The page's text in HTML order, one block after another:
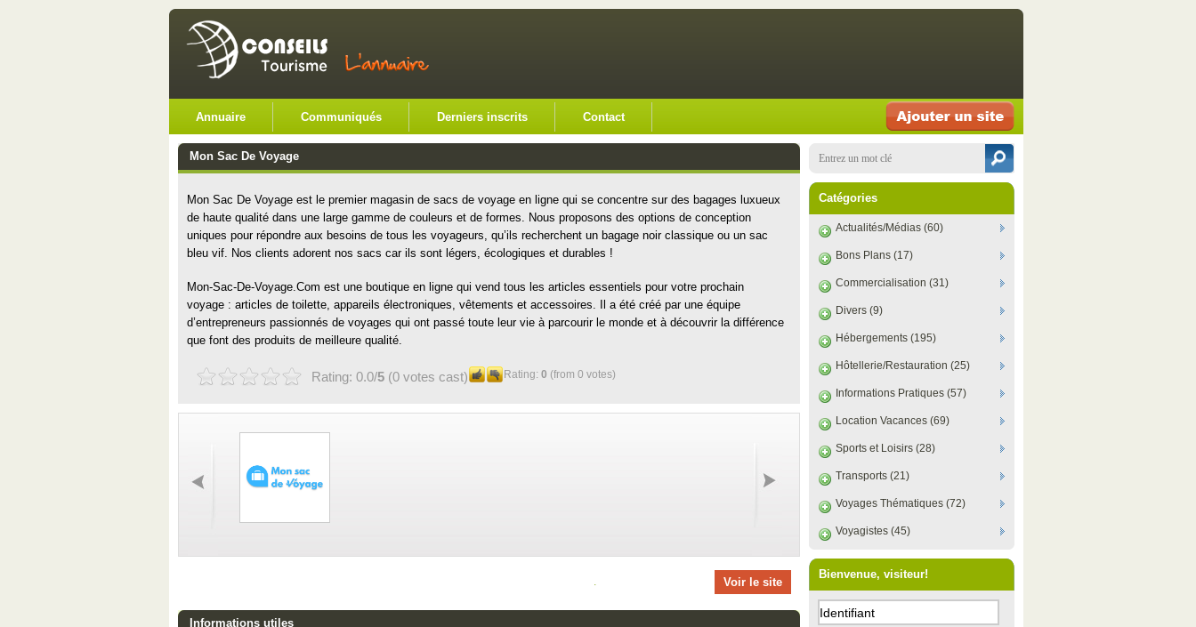
Annuaire Communiqués Derniers inscrits Contact
Mon Sac De Voyage
Mon Sac De Voyage est le premier magasin de sacs de voyage en ligne qui se concentre sur des bagages luxueux
de haute qualité dans une large gamme de couleurs et de formes. Nous proposons des options de conception
uniques pour répondre aux besoins de tous les voyageurs, qu’ils recherchent un bagage noir classique ou un sac
bleu vif. Nos clients adorent nos sacs car ils sont légers, écologiques et durables !
Mon-Sac-De-Voyage.Com est une boutique en ligne qui vend tous les articles essentiels pour votre prochain
voyage : articles de toilette, appareils électroniques, vêtements et accessoires. Il a été créé par une équipe
d’entrepreneurs passionnés de voyages qui ont passé toute leur vie à parcourir le monde et à découvrir la différence
que font des produits de meilleure qualité.
Rating: 0.0/5(0 votes cast) Rating: 0 (from 0 votes)
Voir le site
.
Informations utiles
Catégories
Actualités/Médias (60)
Bons Plans (17)
Commercialisation (31)
Divers (9)
Hébergements (195)
Hôtellerie/Restauration (25)
Informations Pratiques (57)
Location Vacances (69)
Sports et Loisirs (28)
Transports (21)
Voyages Thématiques (72)
Voyagistes (45)
Bienvenue, visiteur!